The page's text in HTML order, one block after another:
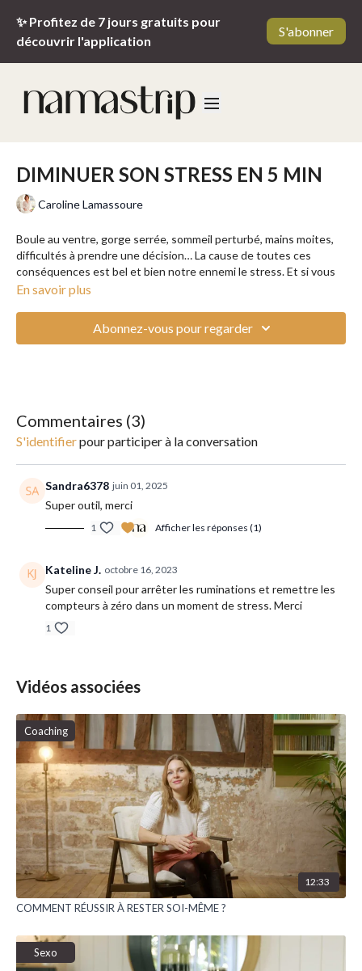
✨ Profitez de 7 jours gratuits pour
découvrir l'application
S'abonner
DIMINUER SON STRESS EN 5 MIN
Caroline Lamassoure
Boule au ventre, gorge serrée, sommeil perturbé, mains moites,
difficultés à prendre une décision… La cause de toutes ces
conséquences est bel et bien notre ennemi le stress. Et si vous
preniez 5 petites minutes pour apprendre à repérer les signaux
tous les outils pour apprendre à être maître de vos émotions.
Conseil : n'hésitez pas à prendre des notes.
En savoir plus
Abonnez-vous pour regarder
Commentaires (3)
S'identifierpour participer à la conversation
Sandra6378 juin 01, 2025
Super outil, merci
1 Afficher les réponses (1)
Kateline J. octobre 16, 2023
Super conseil pour arrêter les ruminations et remettre les
compteurs à zéro dans un moment de stress. Merci
1
Vidéos associées
Coaching
12:33
COMMENT RÉUSSIR À RESTER SOI-MÊME ?
Sexo